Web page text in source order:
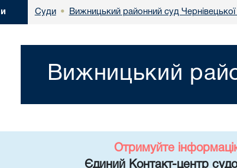
Суди • Вижницький районний суд Чернівецької
Вижницький
Отримуйте
Єдиний Контакт-центр